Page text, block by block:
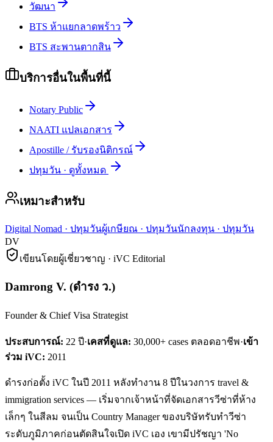
วัฒนา
BTS ห้าแยกลาดพร้าว
BTS สะพานตากสิน
บริการอื่นในพื้นที่นี้
Notary Public
NAATI แปลเอกสาร
Apostille / รับรองนิติกรณ์
ปทุมวัน · ดูทั้งหมด
เหมาะสำหรับ
Digital Nomad · ปทุมวันผู้เกษียณ · ปทุมวันนักลงทุน · ปทุมวัน
DV
เขียนโดยผู้เชี่ยวชาญ · iVC Editorial
Damrong V. (ดำรง ว.)
Founder & Chief Visa Strategist
ประสบการณ์: 22 ปี·เคสที่ดูแล: 30,000+ cases ตลอดอาชีพ·เข้า
ร่วม iVC: 2011
ดำรงก่อตั้ง iVC ในปี 2011 หลังทำงาน 8 ปีในวงการ travel &
immigration services — เริ่มจากเจ้าหน้าที่จัดเอกสารวีซ่าที่ห้าง
เล็กๆ ในสีลม จนเป็น Country Manager ของบริษัทรับทำวีซ่า
ระดับภูมิภาคก่อนตัดสินใจเปิด iVC เอง เขามีปรัชญา 'No